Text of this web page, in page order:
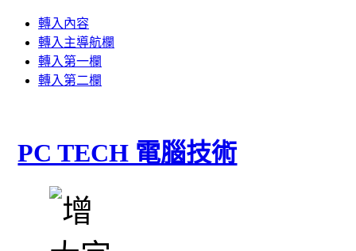
轉入內容
轉入主導航欄
轉入第一欄
轉入第二欄
PC TECH 電腦技術